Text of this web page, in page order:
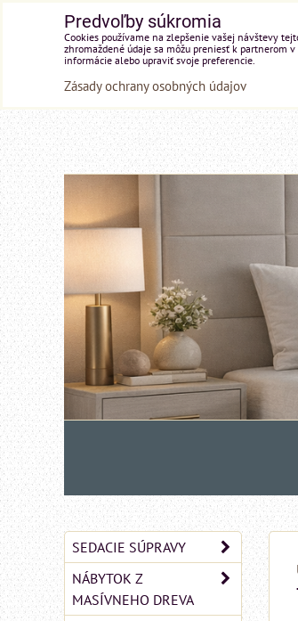
SEDACIE SÚPRAVY
NÁBYTOK Z
MASÍVNEHO DREVA
Predvoľby súkromia
Cookies používame na zlepšenie vašej návštevy
zhromaždené údaje sa môžu preniesť k partnerom
informácie alebo upraviť svoje preferencie.
Zásady ochrany osobných údajov